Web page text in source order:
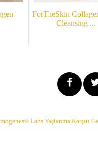
ForTheSkin
Cleansing ...
Labs Yaşlanma Karşıtı